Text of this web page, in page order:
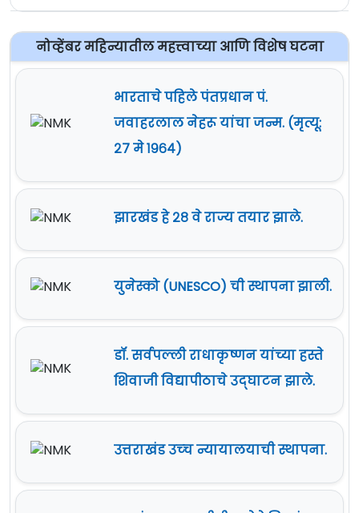
नोव्हेंबर महिन्यातील महत्त्वाच्या आणि विशेष घटना
भारताचे पहिले पंतप्रधान पं.
जवाहरलाल नेहरू यांचा जन्म. (मृत्यू:
२७ मे १९६४)
झारखंड हे २८ वे राज्य तयार झाले.
युनेस्को (UNESCO) ची स्थापना झाली.
डॉ. सर्वपल्ली राधाकृष्णन यांच्या हस्ते
शिवाजी विद्यापीठाचे उद्‍घाटन झाले.
उत्तराखंड उच्‍च न्यायालयाची स्थापना.